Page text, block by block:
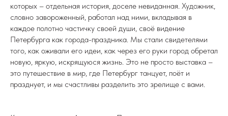
которых – отдельная история, доселе невиданная. Художник,
словно завороженный, работал над ними, вкладывая в
каждое полотно частичку своей души, своё видение
Петербурга как города-праздника. Мы стали свидетелями
того, как оживали его идеи, как через его руки город обретал
новую, яркую, искрящуюся жизнь. Это не просто выставка –
это путешествие в мир, где Петербург танцует, поёт и
празднует, и мы счастливы разделить это зрелище с вами.